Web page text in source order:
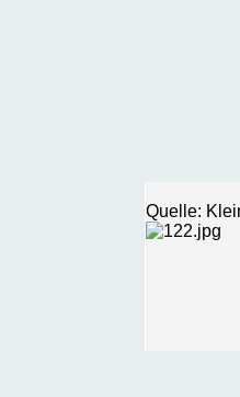
Quelle: